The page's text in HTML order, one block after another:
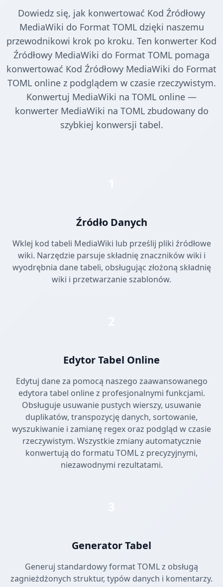
Dowiedz się, jak konwertować Kod Źródłowy
MediaWiki do Format TOML dzięki naszemu
przewodnikowi krok po kroku. Ten konwerter Kod
Źródłowy MediaWiki do Format TOML pomaga
konwertować Kod Źródłowy MediaWiki do Format
TOML online z podglądem w czasie rzeczywistym.
Konwertuj MediaWiki na TOML online —
konwerter MediaWiki na TOML zbudowany do
szybkiej konwersji tabel.
Źródło Danych
Wklej kod tabeli MediaWiki lub prześlij pliki źródłowe
wiki. Narzędzie parsuje składnię znaczników wiki i
wyodrębnia dane tabeli, obsługując złożoną składnię
wiki i przetwarzanie szablonów.
Edytor Tabel Online
Edytuj dane za pomocą naszego zaawansowanego
edytora tabel online z profesjonalnymi funkcjami.
Obsługuje usuwanie pustych wierszy, usuwanie
duplikatów, transpozycję danych, sortowanie,
wyszukiwanie i zamianę regex oraz podgląd w czasie
rzeczywistym. Wszystkie zmiany automatycznie
konwertują do formatu TOML z precyzyjnymi,
niezawodnymi rezultatami.
Generator Tabel
Generuj standardowy format TOML z obsługą
zagnieżdżonych struktur, typów danych i komentarzy.